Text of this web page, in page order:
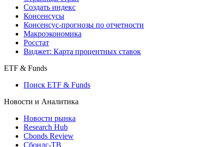
Индексы
Поиск индексов
Страницы стран
Создать индекс
Консенсусы
Консенсус-прогнозы по отчетности
Макроэкономика
Виджет: Карта процентных ставок
ETF & Funds
Поиск ETF & Funds
Новости и Аналитика